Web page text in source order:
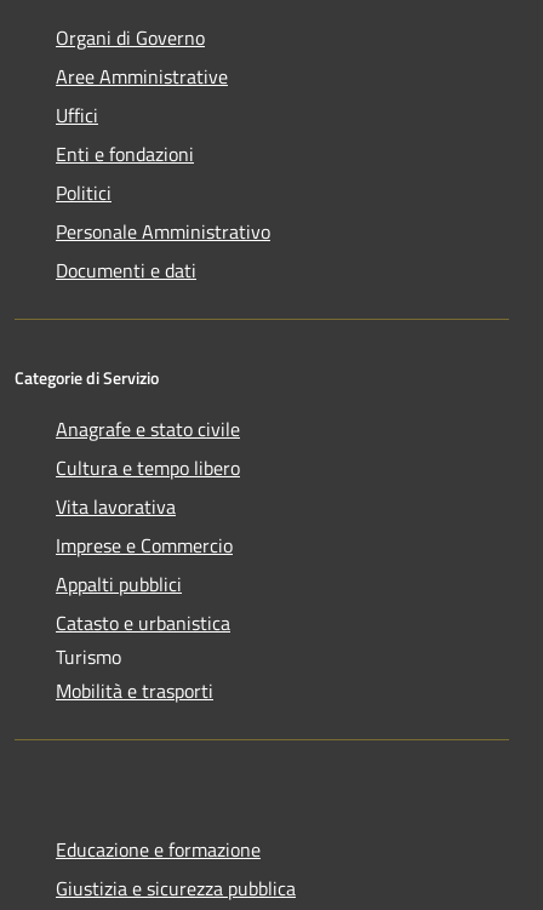
Organi di Governo
Aree Amministrative
Uffici
Enti e fondazioni
Politici
Personale Amministrativo
Documenti e dati
Categorie di Servizio
Anagrafe e stato civile
Cultura e tempo libero
Vita lavorativa
Imprese e Commercio
Appalti pubblici
Catasto e urbanistica
Turismo
Mobilità e trasporti
Educazione e formazione
Giustizia e sicurezza pubblica